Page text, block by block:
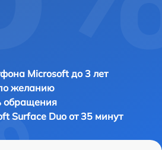
Microsoft до 3 лет
желанию
обращения
Surface Duo от 35 минут